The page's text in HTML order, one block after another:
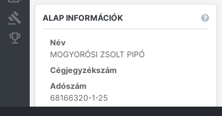
Bírósági eljárások
Konkurens cégek
ALAP INFORMÁCIÓK
Név
MOGYORÓSI ZSOLT PIPÓ
Cégjegyzékszám
Adószám
68166320-1-25